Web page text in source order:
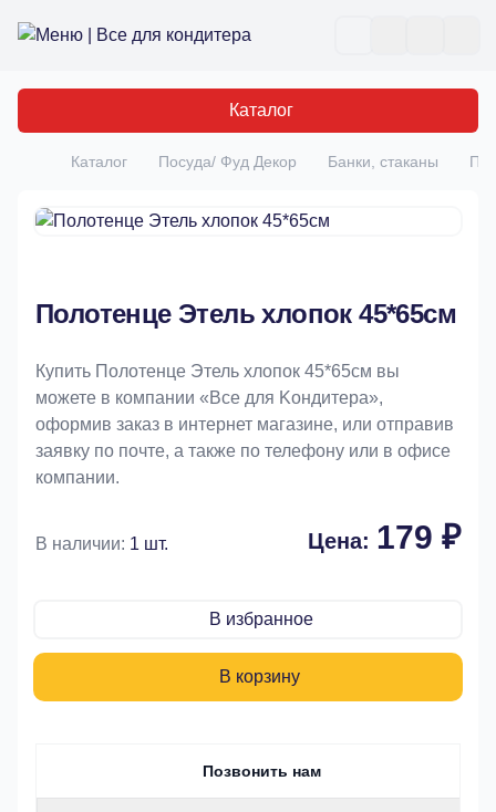
Все для кондитера
Каталог
Главная
Каталог Посуда/ Фуд Декор Банки, стаканы
Полотенце Этель хлопок 45*65см
Купить Полотенце Этель хлопок 45*65см вы
можете в компании «Bce для Koндитeрa»,
оформив заказ в интернет магазине, или отправив
заявку по почте, а также по телефону или в офисе
компании.
В наличии: 1 шт. Цена: 179 ₽
В избранное
В корзину
Позвонить нам